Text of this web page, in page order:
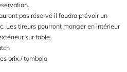
pas réservé il faudra prévoir un
Les tireurs pourront manger en intérieur
sur table.
prix / tombola